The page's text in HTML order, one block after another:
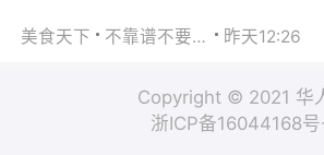
美食天下 不靠谱不要联系 昨天12:26
Copyright © 2021 华
浙ICP备16044168